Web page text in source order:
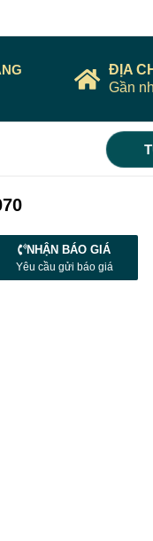
ĐỊA
Gần
NHẬN BÁO GIÁ
Yêu cầu gửi báo giá